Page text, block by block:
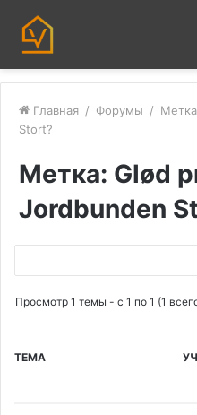
Главная / Форумы /
Stort?
Метка: Glød
Jordbunden
о
и
Просмотр 1 темы - с 1 по 1 (1
ТЕМА